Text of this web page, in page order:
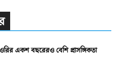
একশ বছরেরও বেশি প্রাসঙ্গিকতা